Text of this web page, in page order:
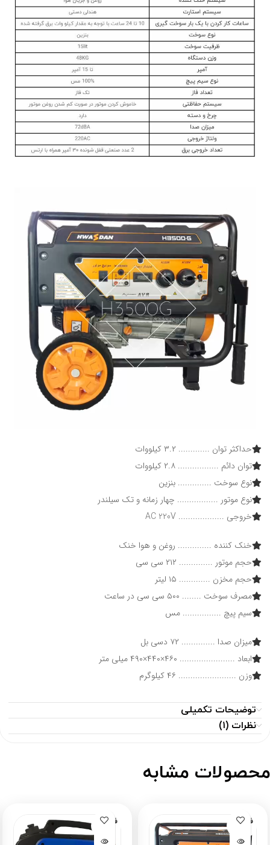
حداکثر توان ............. ۳.۲ کیلووات
توان دائم ................. ۲.۸ کیلووات
نوع سوخت .............. بنزین
نوع موتور ................. چهار زمانه و تک سیلندر
خروجی ................... AC 220V
خنک کننده .............. روغن و هوا خنک
حجم موتور .............. ۲۱۲ سی سی
حجم مخزن ............. ۱۵ لیتر
مصرف سوخت ........ ۵۰۰ سی سی در ساعت
سیم پیچ ................ مس
میزان صدا ..............
ابعاد ....................... ۴۶۰×۴۴۰×۴۹۰ میلی متر
وزن ........................ ۴۶ کیلوگرم
توضیحات تکمیلی
نظرات (۱)
مشابه
فروخته
فروخته